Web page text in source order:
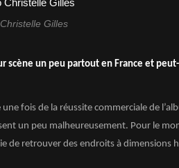
Gilles
scène un peu partout en France et
fois de la réussite commerciale de
un peu malheureusement. Pour le
de retrouver des endroits à dimensions